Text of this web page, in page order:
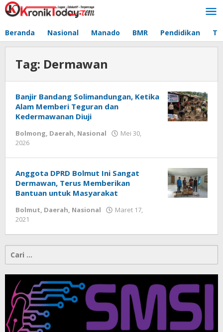
Lewati
ke
Beranda Nasional Manado BMR Pendidikan
Tag: Dermawan
Banjir Bandang Solimandungan, Ketika
Alam Memberi Teguran dan
Kedermawanan Diuji
Bolmong, Daerah, Nasional
Mei 30,
2026
Anggota DPRD Bolmut Ini Sangat
Dermawan, Terus Memberikan
Bantuan untuk Masyarakat
Bolmut, Daerah, Nasional
Maret 17,
2021
Cari
untuk: